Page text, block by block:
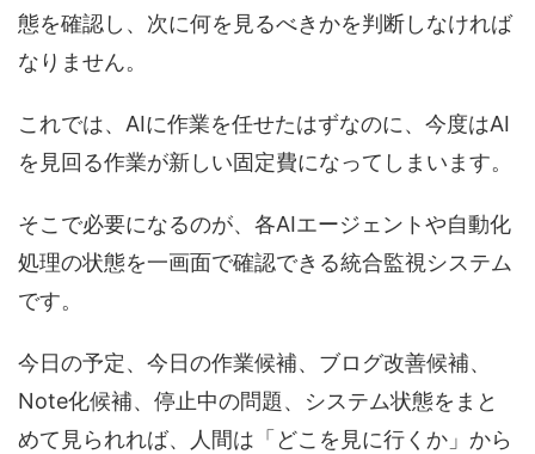
態を確認し、次に何を見るべきかを判断しなければ
なりません。
これでは、AIに作業を任せたはずなのに、今度はAI
を見回る作業が新しい固定費になってしまいます。
そこで必要になるのが、各AIエージェントや自動化
処理の状態を一画面で確認できる統合監視システム
です。
今日の予定、今日の作業候補、ブログ改善候補、
Note化候補、停止中の問題、システム状態をまと
めて見られれば、人間は「どこを見に行くか」から